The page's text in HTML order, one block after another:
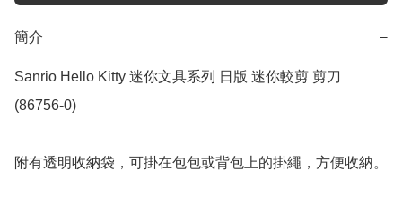
簡介 −
Sanrio Hello Kitty 迷你文具系列 日版 迷你較剪 剪刀
(86756-0)
附有透明收納袋，可掛在包包或背包上的掛繩，方便收納。